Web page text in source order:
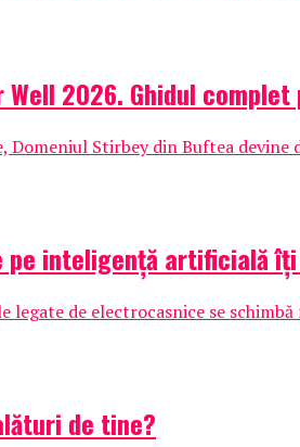
2026. Ghidul
Stirbey din Buftea devine
pe inteligență artificială
de electrocasnice se schimbă
de tine?